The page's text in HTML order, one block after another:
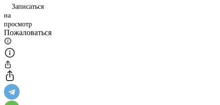
Записаться
на
просмотр
Пожаловаться